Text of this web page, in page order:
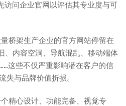
访问企业官网以评估其专业度与可
桥架生产企业的官方网站停留在
、内容空洞、导航混乱、移动端体
这些不仅严重影响潜在客户的信
失与品牌价值折损。
精心设计、功能完备、视觉专